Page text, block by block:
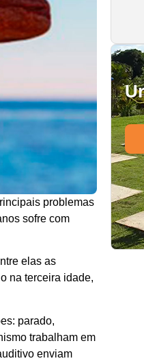
problemas
sofre com
elas as
na terceira idade,
parado,
trabalham em
enviam